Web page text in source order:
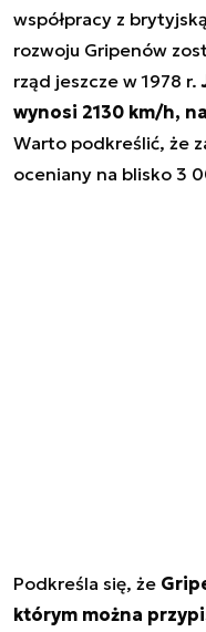
współpracy z
rozwoju Gripenów
rząd jeszcze w 1978 r.
wynosi 2130 km/h,
Warto podkreślić, że
oceniany na blisko 3
Podkreśla się, że
którym można